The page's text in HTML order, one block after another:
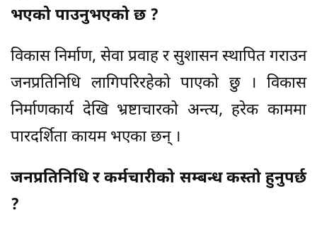
भएको पाउनुभएको छ ?
विकास निर्माण, सेवा प्रवाह र सुशासन स्थापित गराउन
जनप्रतिनिधि लागिपरिरहेको पाएको छु । विकास
निर्माणकार्य देखि भ्रष्टाचारको अन्त्य, हरेक काममा
पारदर्शिता कायम भएका छन् ।
जनप्रतिनिधि र कर्मचारीको सम्बन्ध कस्तो हुनुपर्छ
?